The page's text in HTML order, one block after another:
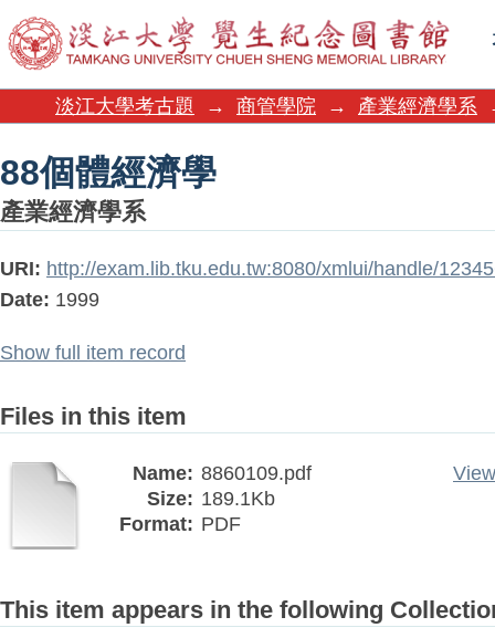
88個體經濟學
淡江大學考古題 → 商管學院 → 產業經濟學系
88個體經濟學
產業經濟學系
URI: http://exam.lib.tku.edu.tw:8080/xmlui/handle/
Date: 1999
Show full item record
Files in this item
Name: 8860109.pdf
Size: 189.1Kb
Format: PDF
This item appears in the following